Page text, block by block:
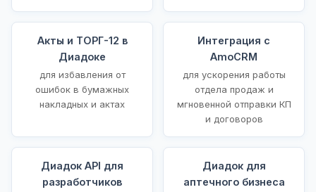
Акты и ТОРГ-12 в
Диадоке
для избавления от
ошибок в бумажных
накладных и актах
Интеграция с
AmoCRM
для ускорения работы
отдела продаж и
мгновенной отправки КП
и договоров
Диадок API для
разработчиков
Диадок для
аптечного бизнеса